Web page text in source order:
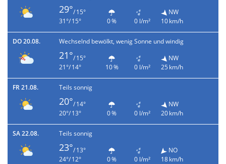
29°/ 15°
31°/ 15°
0 % 0 l/m²
NW
10 km/h
DO 20.08. Wechselnd bewölkt, wenig Sonne und windig
21°/ 15°
21°/ 14°
10 % 0 l/m²
NW
25 km/h
FR 21.08. Teils sonnig
20°/ 14°
20°/ 13°
0 % 0 l/m²
NW
20 km/h
SA 22.08. Teils sonnig
23°/ 13°
24°/ 12°
0 % 0 l/m²
NO
18 km/h